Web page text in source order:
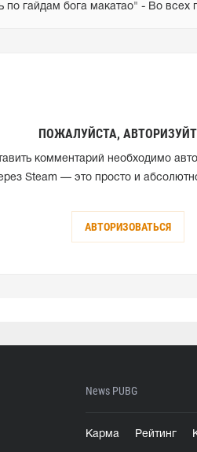
гайдам бога макатао" - Во всех
ПОЖАЛУЙСТА,
комментарий необходимо
Steam — это просто и
АВТОРИЗОВАТЬСЯ
News PUBG
Карма Рейтинг